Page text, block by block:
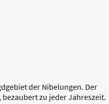
der Nibelungen. Der
bezaubert zu jeder Jahreszeit.